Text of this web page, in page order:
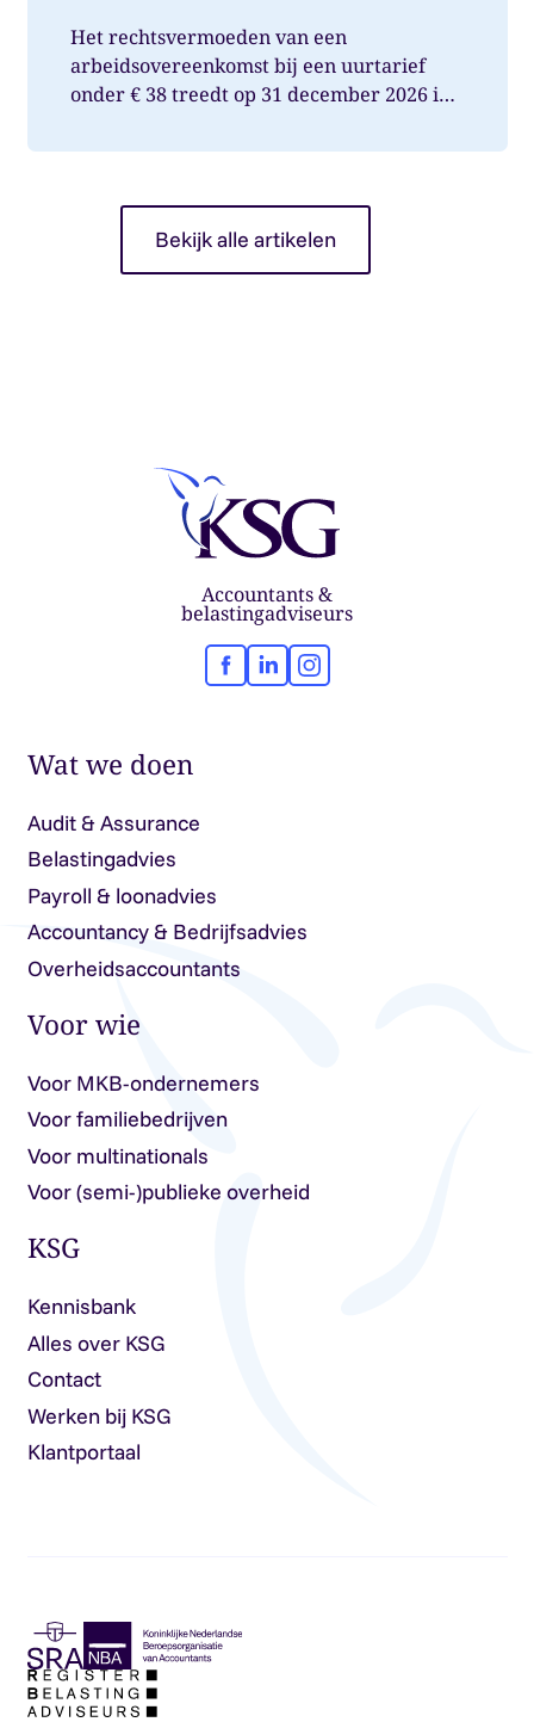
Het rechtsvermoeden van een
arbeidsovereenkomst bij een uurtarief
onder € 38 treedt op 31 december 2026 in
Bekijk alle artikelen
Accountants &
belastingadviseurs
Facebook
LinkedInInstagram
Wat we doen
Audit & Assurance
Belastingadvies
Payroll & loonadvies
Accountancy & Bedrijfsadvies
Overheidsaccountants
Voor wie
Voor MKB-ondernemers
Voor familiebedrijven
Voor multinationals
Voor (semi-)publieke overheid
KSG
Kennisbank
Alles over KSG
Contact
Werken bij KSG
Klantportaal